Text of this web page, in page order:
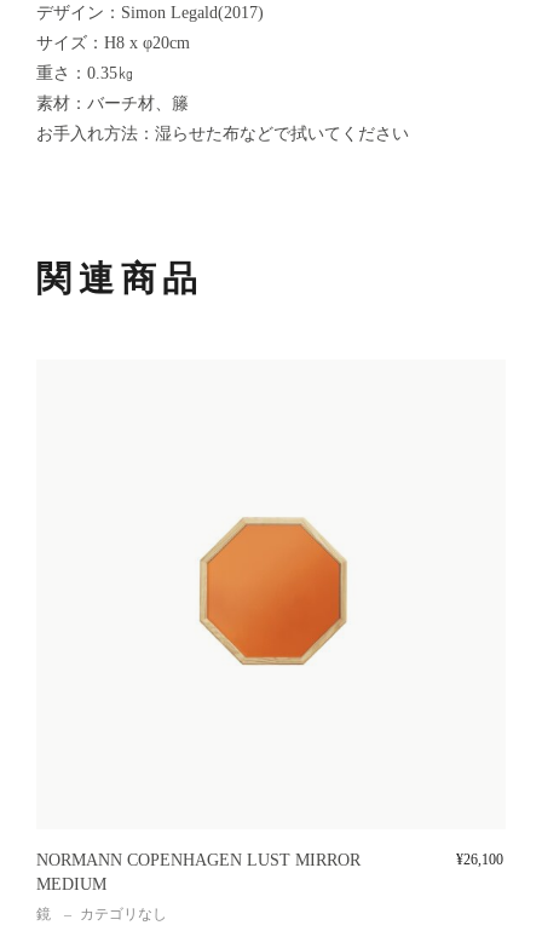
デザイン：Simon Legald(2017)
サイズ：H8 x φ20cm
重さ：0.35㎏
素材：バーチ材、籐
お手入れ方法：湿らせた布などで拭いてください
関連商品
NORMANN COPENHAGEN LUST MIRROR
MEDIUM
鏡 カテゴリなし
¥26,100